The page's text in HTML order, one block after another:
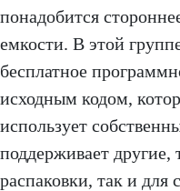
понадобится
емкости. В этой
бесплатное
исходным кодом,
использует
поддерживает другие,
распаковки, так и для